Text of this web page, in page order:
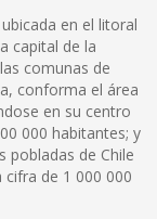
en el litoral
capital de la
comunas de
conforma el área
en su centro
000 habitantes; y
pobladas de Chile
de 1 000 000